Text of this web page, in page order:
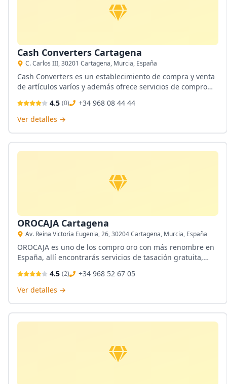
Cash Converters Cartagena
C. Carlos III, 30201 Cartagena, Murcia, España
Cash Converters es un establecimiento de compra y venta
de artículos varíos y además ofrece servicios de compro
expertos, sin contar la financiamiento en sus productos.
4.5 (0)
+34 968 08 44 44
Ver detalles →
OROCAJA Cartagena
Av. Reina Victoria Eugenia, 26, 30204 Cartagena, Murcia, España
OROCAJA es uno de los compro oro con más renombre en
España, allí encontrarás servicios de tasación gratuita,
tipo de oro. Para conocer más de sus servicios en persona
acercate a Av. Reina Victoria Eugenia, 26 en Cartagena,
4.5 (2)
+34 968 52 67 05
Ver detalles →